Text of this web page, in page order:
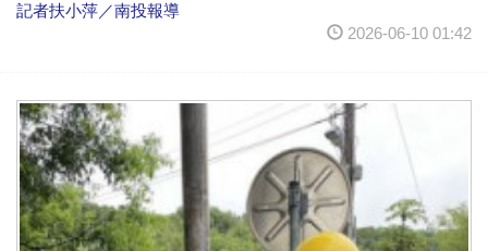
記者扶小萍／南投報導
2026-06-10 01:42